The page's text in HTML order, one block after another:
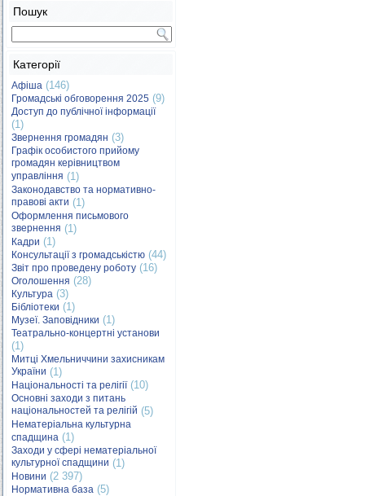
Пошук
Категорії
Афіша (146)
Громадські обговорення 2025 (9)
Доступ до публічної інформації
(1)
Звернення громадян (3)
Графік особистого прийому
громадян керівництвом
управління (1)
Законодавство та нормативно-
правові акти (1)
Оформлення письмового
звернення (1)
Кадри (1)
Консультації з громадськістю (44)
Звіт про проведену роботу (16)
Оголошення (28)
Культура (3)
Бібліотеки (1)
Музеї. Заповідники (1)
Театрально-концертні установи
(1)
Митці Хмельниччини захисникам
України (1)
Національності та релігії(10)
Основні заходи з питань
національностей та релігій (5)
Нематеріальна культурна
спадщина (1)
Заходи у сфері нематеріальної
культурної спадщини (1)
Новини (2 397)
Нормативна база (5)